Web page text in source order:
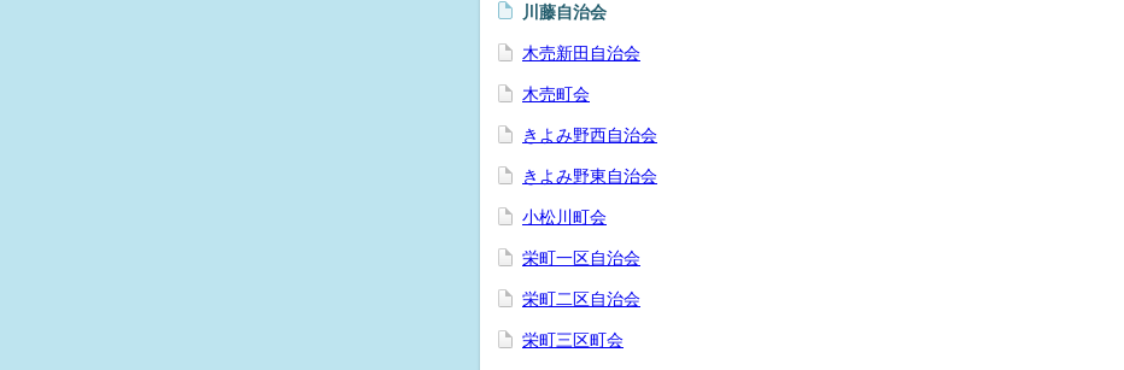
川藤自治会
木売新田自治会
木売町会
きよみ野西自治会
きよみ野東自治会
小松川町会
栄町一区自治会
栄町二区自治会
栄町三区町会